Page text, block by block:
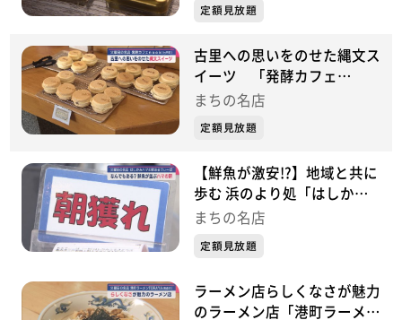
定額見放題
古里への思いをのせた縄文ス
イーツ 「発酵カフェ
nook」（青森・七戸町）～
まちの名店
定額見放題
【鮮魚が激安!?】地域と共に
歩む 浜のより処「はしかみ
ハマの駅 あるでぃ～ば」
名店』～
まちの名店
定額見放題
ラーメン店らしくなさが魅力
のラーメン店「港町ラーメン